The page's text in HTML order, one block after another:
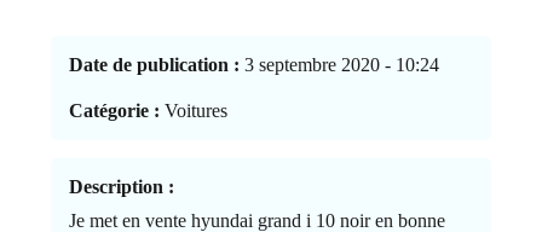
Date de publication : 3 septembre 2020 - 10:24
Catégorie : Voitures
Description :
Je met en vente hyundai grand i 10 noir en bonne